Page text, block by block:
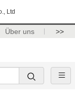
Ltd
Über uns >>